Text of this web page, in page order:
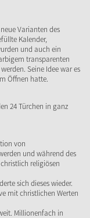
Varianten des
Kalender,
und auch ein
transparenten
Seine Idee war es
Öffnen hatte.
24 Türchen in ganz
von
und während des
religiösen
sich dieses wieder.
mit christlichen Werten
Millionenfach in